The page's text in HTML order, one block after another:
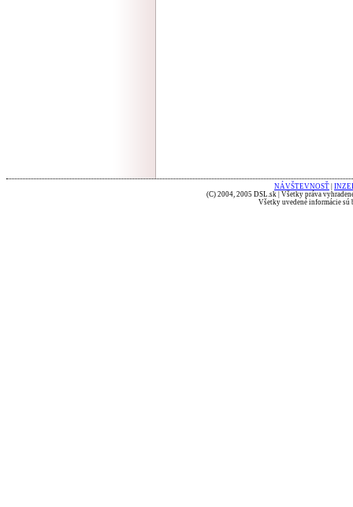
NÁVŠTEVNOSŤ
(C) 2004, 2005 DSL.sk | Všetky práva
Všetky uvedené informácie sú